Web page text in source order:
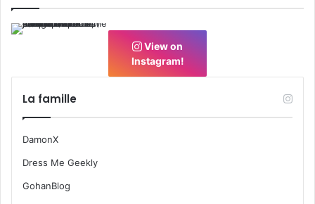
View on
Instagram!
La famille
DamonX
Dress Me Geekly
GohanBlog